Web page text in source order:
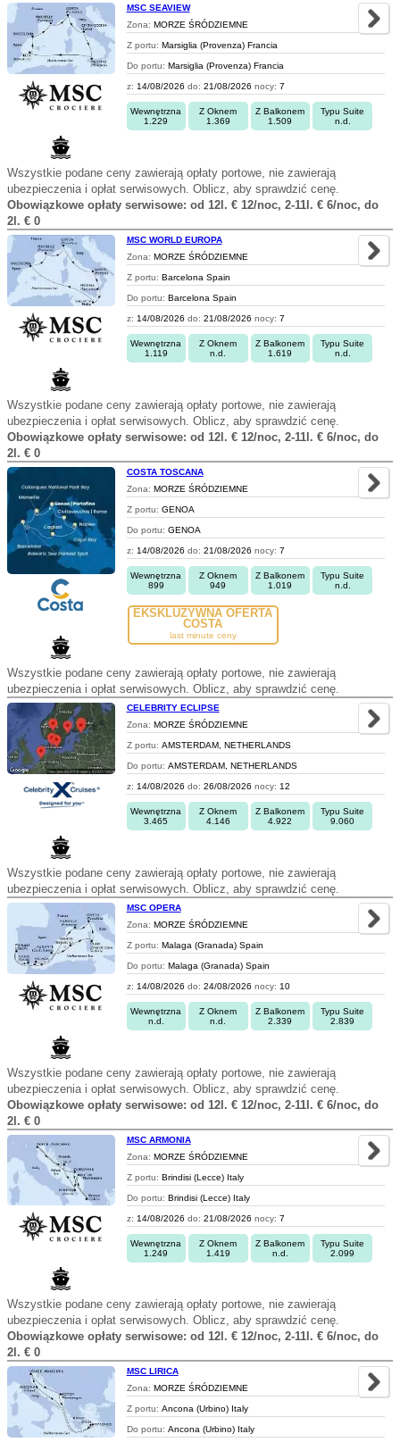
MSC SEAVIEW
Zona: MORZE ŚRÓDZIEMNE
Z portu: Marsiglia (Provenza) Francia
Do portu: Marsiglia (Provenza) Francia
z: 14/08/2026 do: 21/08/2026 nocy: 7
Wewnętrzna
1.229
Z Oknem
1.369
Z Balkonem
1.509
Typu Suite
n.d.
Wszystkie podane ceny zawierają opłaty portowe, nie zawierają
ubezpieczenia i opłat serwisowych. Oblicz, aby sprawdzić cenę.
Obowiązkowe opłaty serwisowe: od 12l. € 12/noc, 2-11l. € 6/noc, do
2l. € 0
MSC WORLD EUROPA
Zona: MORZE ŚRÓDZIEMNE
Z portu: Barcelona Spain
Do portu: Barcelona Spain
z: 14/08/2026 do: 21/08/2026 nocy: 7
Wewnętrzna
1.119
Z Oknem
n.d.
Z Balkonem
1.619
Typu Suite
n.d.
Wszystkie podane ceny zawierają opłaty portowe, nie zawierają
ubezpieczenia i opłat serwisowych. Oblicz, aby sprawdzić cenę.
Obowiązkowe opłaty serwisowe: od 12l. € 12/noc, 2-11l. € 6/noc, do
2l. € 0
COSTA TOSCANA
Zona: MORZE ŚRÓDZIEMNE
Z portu: GENOA
Do portu: GENOA
z: 14/08/2026 do: 21/08/2026 nocy: 7
Wewnętrzna
899
Z Oknem
949
Z Balkonem
1.019
Typu Suite
n.d.
EKSKLUZYWNA OFERTA
COSTA
last minute ceny
Wszystkie podane ceny zawierają opłaty portowe, nie zawierają
ubezpieczenia i opłat serwisowych. Oblicz, aby sprawdzić cenę.
CELEBRITY ECLIPSE
Zona: MORZE ŚRÓDZIEMNE
Z portu: AMSTERDAM, NETHERLANDS
Do portu: AMSTERDAM, NETHERLANDS
z: 14/08/2026 do: 26/08/2026 nocy: 12
Wewnętrzna
3.465
Z Oknem
4.146
Z Balkonem
4.922
Typu Suite
9.060
Wszystkie podane ceny zawierają opłaty portowe, nie zawierają
ubezpieczenia i opłat serwisowych. Oblicz, aby sprawdzić cenę.
MSC OPERA
Zona: MORZE ŚRÓDZIEMNE
Z portu: Malaga (Granada) Spain
Do portu: Malaga (Granada) Spain
z: 14/08/2026 do: 24/08/2026 nocy: 10
Wewnętrzna
n.d.
Z Oknem
n.d.
Z Balkonem
2.339
Typu Suite
2.839
Wszystkie podane ceny zawierają opłaty portowe, nie zawierają
ubezpieczenia i opłat serwisowych. Oblicz, aby sprawdzić cenę.
Obowiązkowe opłaty serwisowe: od 12l. € 12/noc, 2-11l. € 6/noc, do
2l. € 0
MSC ARMONIA
Zona: MORZE ŚRÓDZIEMNE
Z portu: Brindisi (Lecce) Italy
Do portu: Brindisi (Lecce) Italy
z: 14/08/2026 do: 21/08/2026 nocy: 7
Wewnętrzna
1.249
Z Oknem
1.419
Z Balkonem
n.d.
Typu Suite
2.099
Wszystkie podane ceny zawierają opłaty portowe, nie zawierają
ubezpieczenia i opłat serwisowych. Oblicz, aby sprawdzić cenę.
Obowiązkowe opłaty serwisowe: od 12l. € 12/noc, 2-11l. € 6/noc, do
2l. € 0
MSC LIRICA
Zona: MORZE ŚRÓDZIEMNE
Z portu: Ancona (Urbino) Italy
Do portu: Ancona (Urbino) Italy